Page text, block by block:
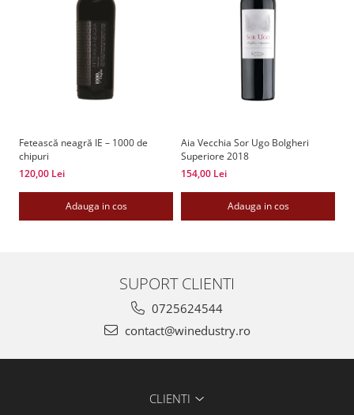
Fetească neagră IE – 1000 de
chipuri
120,00 Lei
Adauga in cos
Aia Vecchia Sor Ugo Bolgheri
Superiore 2018
154,00 Lei
Adauga in cos
SUPORT CLIENTI
0725624544
contact@winedustry.ro
CLIENTI